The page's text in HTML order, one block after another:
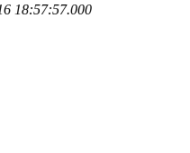
18:57:57.000